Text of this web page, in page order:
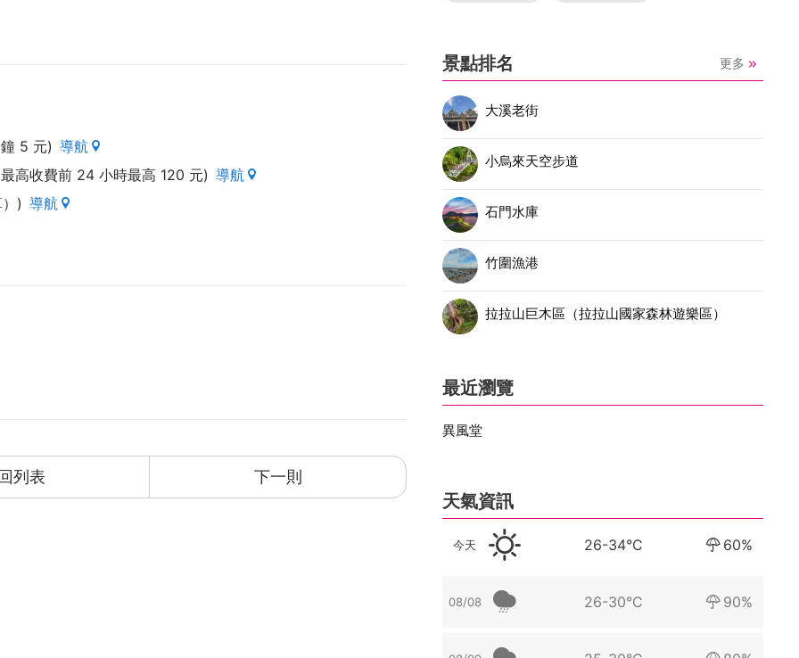
5 元) 導航
高收費前 24 小時最高 120 元) 導航
) 導航
列表 下一則
景點排名 更多
大溪老街
小烏來天空步道
石門水庫
竹圍漁港
拉拉山巨木區（拉拉山國家森林遊樂區）
最近瀏覽
異風堂
天氣資訊
今天 26-34°C 60%
08/08 26-30°C 90%